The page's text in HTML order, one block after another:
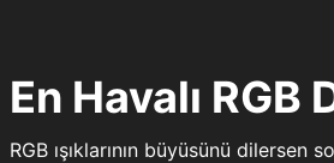
En Havalı RGB
RGB ışıklarının büyüsünü dilersen